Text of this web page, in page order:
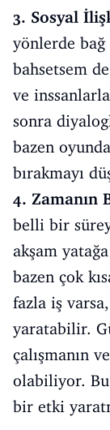
3. Sosyal
yönlerde
bahsetsem
ve
sonra
bazen
bırakmayı
4. Zamanın
belli bir
akşam
bazen çok
fazla iş
yaratabilir.
çalışmanın
olabiliyor.
bir etki